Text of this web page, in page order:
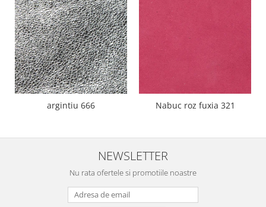
argintiu 666 Nabuc roz fuxia 321
NEWSLETTER
Nu rata ofertele si promotiile noastre